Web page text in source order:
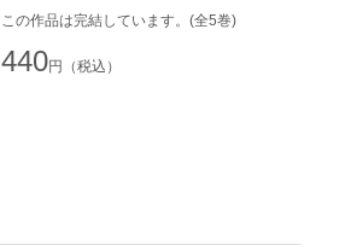
この作品は完結しています。(全5巻)
440円（税込）